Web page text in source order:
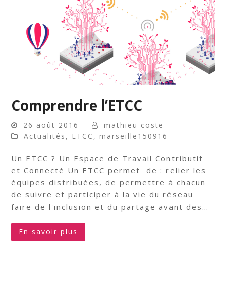
Comprendre l’ETCC
26 août 2016
mathieu coste
Actualités , ETCC ,marseille150916
Un ETCC ? Un Espace de Travail Contributif
et Connecté Un ETCC permet de : relier les
équipes distribuées, de permettre à chacun
de suivre et participer à la vie du réseau
faire de l'inclusion et du partage avant des…
En savoir plus